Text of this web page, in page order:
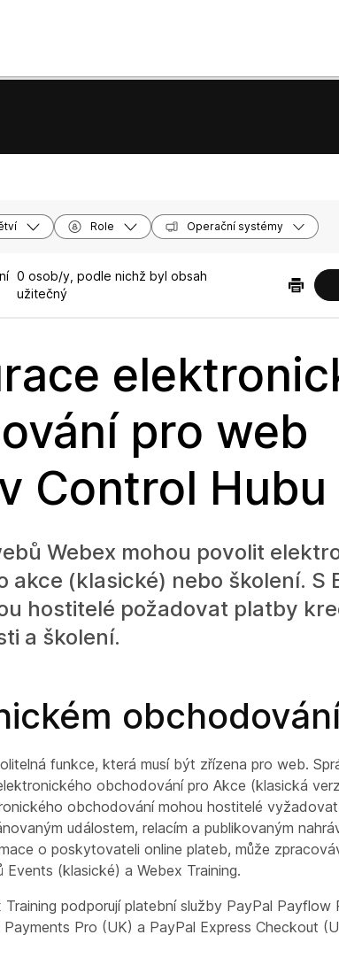
Role Operační systémy
0 osob/y, podle nichž byl obsah
užitečný
pro web
Control Hubu
Webex mohou povolit
akce (klasické) nebo školení. S
hostitelé požadovat platby
a školení.
funkce, která musí být zřízena pro web.
obchodování pro Akce (klasická
obchodování mohou hostitelé
událostem, relacím a publikovaným
o poskytovateli online plateb, může
(klasické) a Webex Training.
podporují platební služby PayPal Payflow
Pro (UK) a PayPal Express Checkout